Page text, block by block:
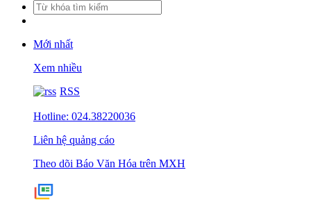
Mới nhất
Xem nhiều
RSS
Hotline: 024.38220036
Liên hệ quảng cáo
Theo dõi Báo Văn Hóa trên MXH